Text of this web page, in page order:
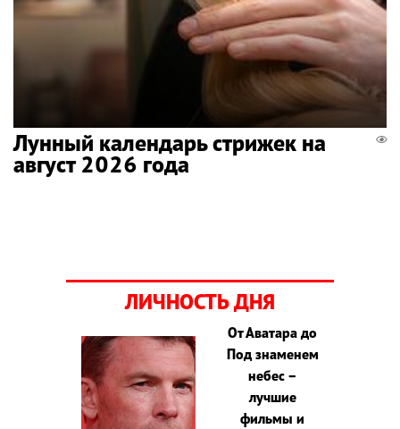
Лунный календарь стрижек на
август 2026 года
ЛИЧНОСТЬ ДНЯ
От Аватара до
Под знаменем
небес –
лучшие
фильмы и